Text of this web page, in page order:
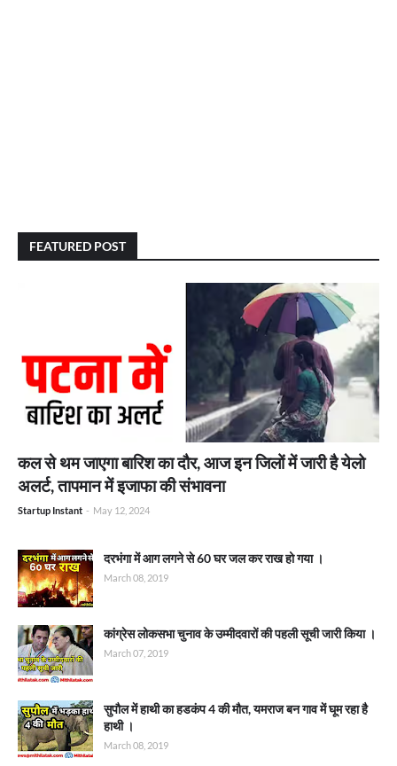
FEATURED POST
कल से थम जाएगा बारिश का दौर, आज इन जिलों में जारी है येलो
अलर्ट, तापमान में इजाफा की संभावना
Startup Instant - May 12, 2024
दरभंगा में आग लगने से 60 घर जल कर राख हो गया ।
March 08, 2019
कांग्रेस लोकसभा चुनाव के उम्मीदवारों की पहली सूची जारी किया ।
March 07, 2019
सुपौल में हाथी का हडकंप 4 की मौत, यमराज बन गाव में घूम रहा है
हाथी ।
March 08, 2019